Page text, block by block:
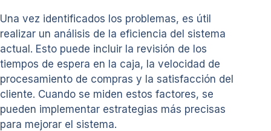
Una vez identificados los problemas, es útil
realizar un análisis de la eficiencia del sistema
actual. Esto puede incluir la revisión de los
tiempos de espera en la caja, la velocidad de
procesamiento de compras y la satisfacción del
cliente. Cuando se miden estos factores, se
pueden implementar estrategias más precisas
para mejorar el sistema.